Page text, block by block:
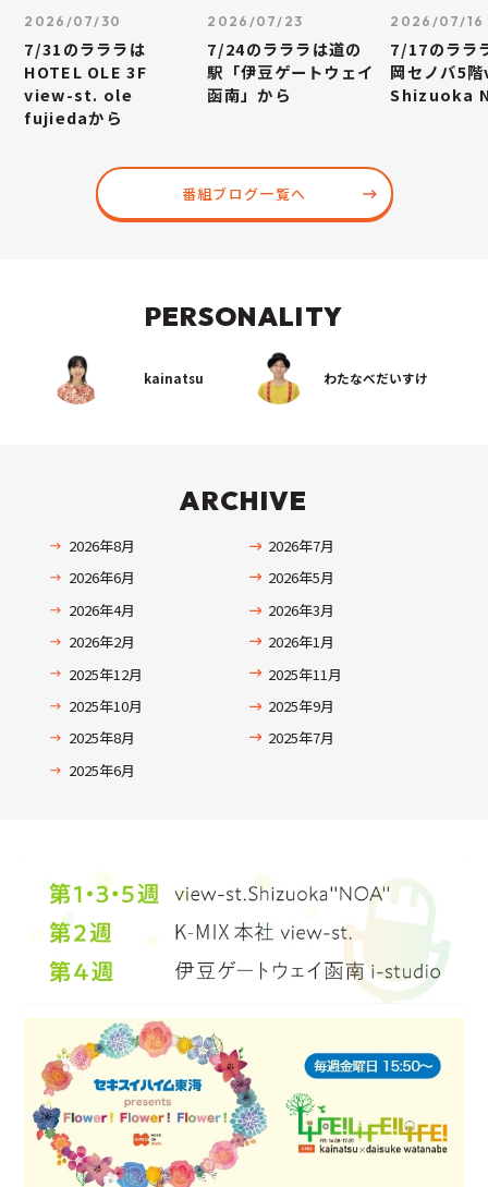
2026/07/30
7/31のラララは
HOTEL OLE 3F
view-st. ole
fujiedaから
2026/07/23
7/24のラララは道の
駅「伊豆ゲートウェイ
函南」から
2026/07/16
7/17のララ
岡セノバ5
Shizuoka
番組ブログ一覧へ
PERSONALITY
kainatsu わたなべだいすけ
ARCHIVE
2026年8月
2026年7月
2026年6月
2026年5月
2026年4月
2026年3月
2026年2月
2026年1月
2025年12月
2025年11月
2025年10月
2025年9月
2025年8月
2025年7月
2025年6月